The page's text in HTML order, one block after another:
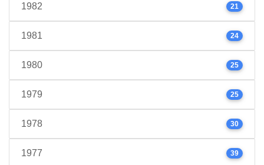
1982 21
1981 24
1980 25
1979 25
1978 30
1977 39